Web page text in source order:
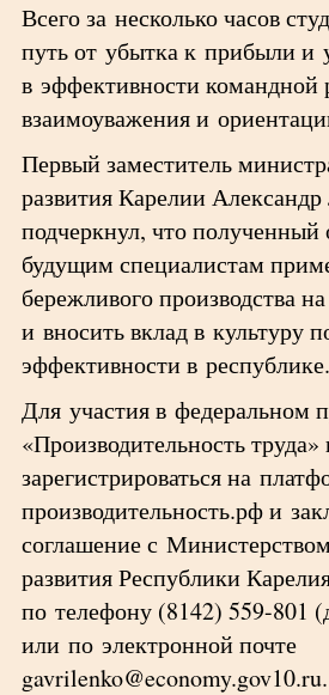
Всего за несколько часов
путь от убытка к прибыли и
в эффективности командной
взаимоуважения и
Первый заместитель
развития Карелии
подчеркнул, что
будущим специалистам
бережливого производства
и вносить вклад в культуру
эффективности в республике.
Для участия в федеральном
«Производительность
зарегистрироваться на
производительность.рф и
соглашение с
развития Республики
по телефону (8142) 559-801
или по электронной почте
gavrilenko@economy.gov10.ru.